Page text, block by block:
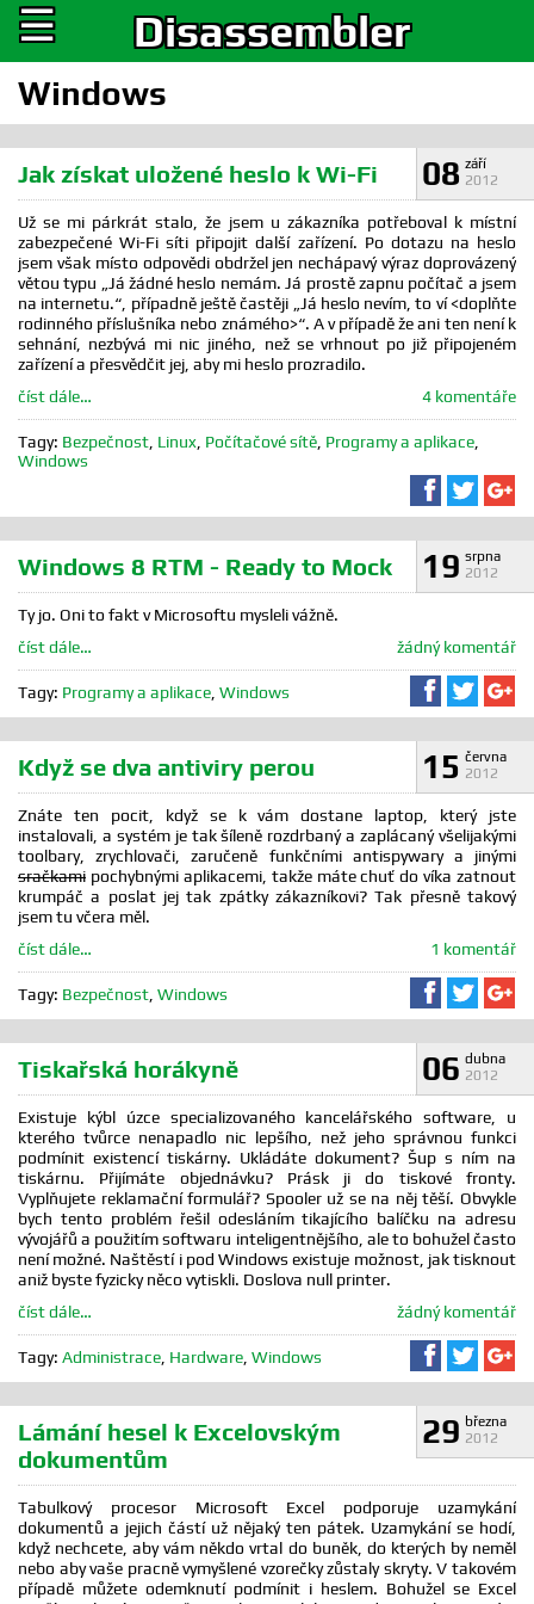
☰ Disassembler
Windows
08 září
2012
Jak získat uložené heslo k Wi-Fi
Už se mi párkrát stalo, že jsem u zákazníka potřeboval k místní
zabezpečené Wi-Fi síti připojit další zařízení. Po dotazu na heslo
jsem však místo odpovědi obdržel jen nechápavý výraz doprovázený
větou typu „Já žádné heslo nemám. Já prostě zapnu počítač a jsem
na internetu.“, případně ještě častěji „Já heslo nevím, to ví <doplňte
rodinného příslušníka nebo známého>“. A v případě že ani ten není k
sehnání, nezbývá mi nic jiného, než se vrhnout po již připojeném
zařízení a přesvědčit jej, aby mi heslo prozradilo.
číst dále…
4 komentáře
Tagy: Bezpečnost Linux Počítačové sítě Programy a aplikace
Windows
Sdílet na
Sdílet
19 srpna
2012
Windows 8 RTM - Ready to Mock
Ty jo. Oni to fakt v Microsoftu mysleli vážně.
číst dále…
žádný komentář
Tagy: Programy a aplikace Windows Sdílet na
Sdílet
15 června
2012
Když se dva antiviry perou
Znáte ten pocit, když se k vám dostane laptop, který jste
instalovali, a systém je tak šíleně rozdrbaný a zaplácaný všelijakými
toolbary, zrychlovači, zaručeně funkčními antispywary a jinými
sračkami pochybnými aplikacemi, takže máte chuť do víka zatnout
krumpáč a poslat jej tak zpátky zákazníkovi? Tak přesně takový
jsem tu včera měl.
číst dále…
1 komentář
Tagy: Bezpečnost Windows Sdílet na
Sdílet
06 dubna
2012
Tiskařská horákyně
Existuje kýbl úzce specializovaného kancelářského software, u
kterého tvůrce nenapadlo nic lepšího, než jeho správnou funkci
podmínit existencí tiskárny. Ukládáte dokument? Šup s ním na
tiskárnu. Přijímáte objednávku? Prásk ji do tiskové fronty.
Vyplňujete reklamační formulář? Spooler už se na něj těší. Obvykle
bych tento problém řešil odesláním tikajícího balíčku na adresu
vývojářů a použitím softwaru inteligentnějšího, ale to bohužel často
není možné. Naštěstí i pod Windows existuje možnost, jak tisknout
aniž byste fyzicky něco vytiskli. Doslova null printer.
číst dále…
žádný komentář
Tagy: Administrace Hardware Windows Sdílet na
Sdílet
29 března
2012
Lámání hesel k Excelovským
dokumentům
Tabulkový procesor Microsoft Excel podporuje uzamykání
dokumentů a jejich částí už nějaký ten pátek. Uzamykání se hodí,
když nechcete, aby vám někdo vrtal do buněk, do kterých by neměl
nebo aby vaše pracně vymyšlené vzorečky zůstaly skryty. V takovém
případě můžete odemknutí podmínit i heslem. Bohužel se Excel